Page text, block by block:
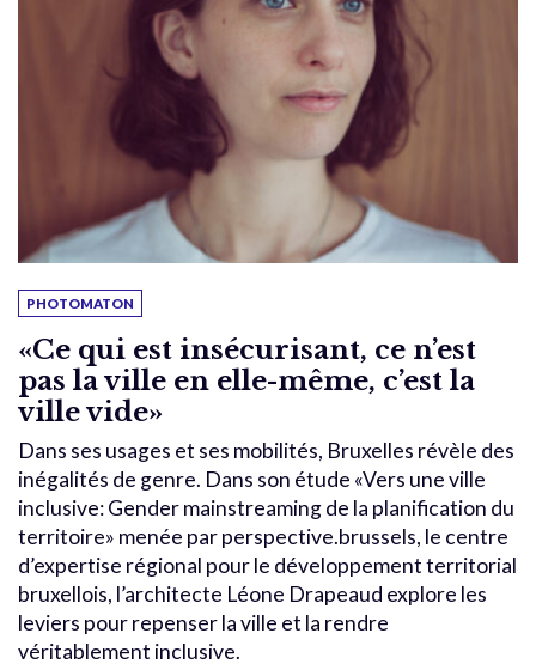
PHOTOMATON
«Ce qui est insécurisant, ce n’est
pas la ville en elle-même, c’est la
ville vide»
Dans ses usages et ses mobilités, Bruxelles révèle des
inégalités de genre. Dans son étude «Vers une ville
inclusive: Gender mainstreaming de la planification du
territoire» menée par perspective.brussels, le centre
d’expertise régional pour le développement territorial
bruxellois, l’architecte Léone Drapeaud explore les
leviers pour repenser la ville et la rendre
véritablement inclusive.